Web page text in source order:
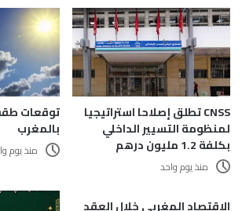
CNSS تطلق إصلاحا استراتيجيا
لمنظومة التسيير الداخلي
بكلفة 1.2 مليون درهم
منذ يوم واحد
توقعات
بالمغرب
منذ يوم
الاقتصاد المغربي خلال العقد